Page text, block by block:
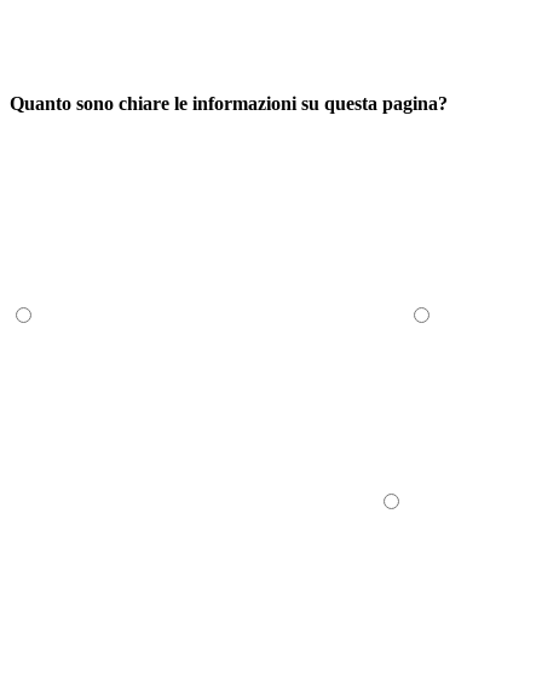
Quanto sono chiare le informazioni su questa pagina?